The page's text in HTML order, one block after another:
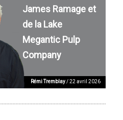
James Ramage et
de la Lake
Megantic Pulp
Company
Rémi Tremblay/ 22 avril 2026